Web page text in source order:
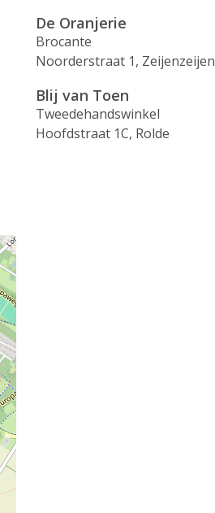
De Oranjerie
Brocante
Noorderstraat 1, Zeijenzeijen
Blij van Toen
Tweedehandswinkel
Hoofdstraat 1C, Rolde